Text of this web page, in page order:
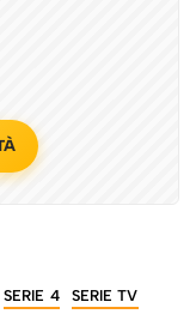
SERIE 4
SERIE TV